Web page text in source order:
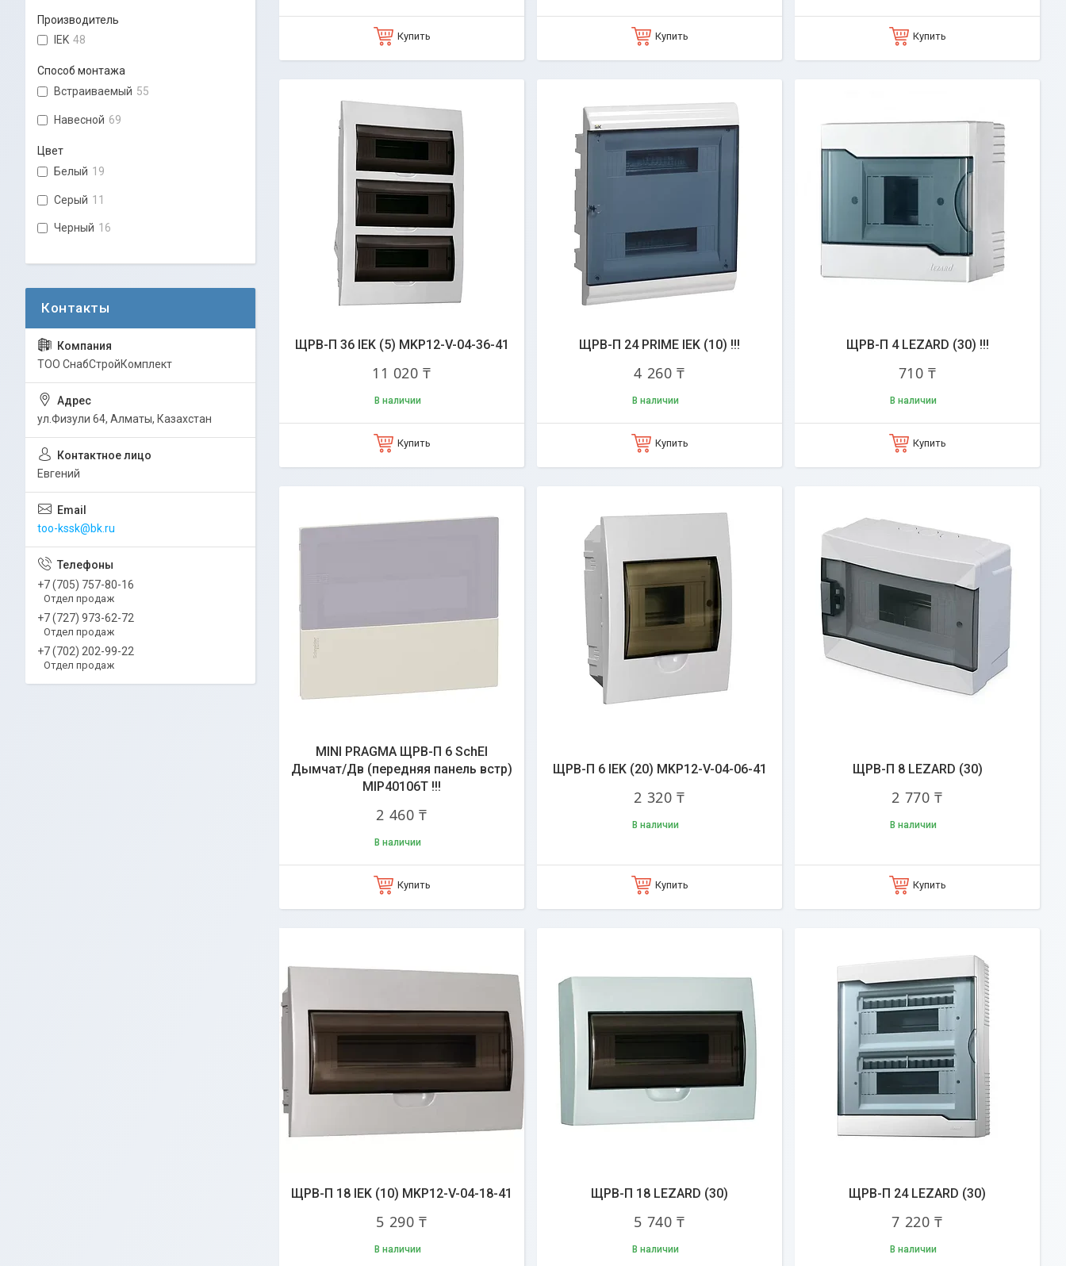
Купить Купить Купить
ЩРВ-П 36 IEK (5) MKP12-V-04-36-41
11 020 ₸
В наличии
Купить
ЩРВ-П 24 PRIME IEK (10) !!!
4 260 ₸
В наличии
Купить
ЩРВ-П 4 LEZARD (30) !!!
710 ₸
В наличии
Купить
MINI PRAGMA ЩРВ-П 6 SchEl
Дымчат/Дв (передняя панель встр)
MIP40106T !!!
2 460 ₸
В наличии
Купить
ЩРВ-П 6 IEK (20) MKP12-V-04-06-41
2 320 ₸
В наличии
Купить
ЩРВ-П 8 LEZARD (30)
2 770 ₸
В наличии
Купить
ЩРВ-П 18 IEK (10) MKP12-V-04-18-41
5 290 ₸
В наличии
ЩРВ-П 18 LEZARD (30)
5 740 ₸
В наличии
ЩРВ-П 24 LEZARD (30)
7 220 ₸
В наличии
Производитель
IEK 48
Способ монтажа
Встраиваемый 55
Навесной 69
Цвет
Белый 19
Серый 11
Черный 16
ТОО СнабСтройКомплект
ул.Физули 64, Алматы, Казахстан
Евгений
too-kssk@bk.ru
+7 (705) 757-80-16
Отдел продаж
+7 (727) 973-62-72
Отдел продаж
+7 (702) 202-99-22
Отдел продаж